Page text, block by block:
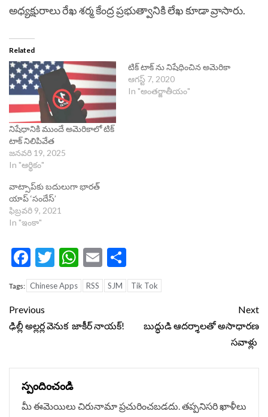
అధ్యక్షురాలు రేఖ శర్మ కేంద్ర ప్రభుత్వానికి లేఖ కూడా వ్రాసారు.
Related
నిషేధానికి ముందే అమెరికాలో టిక్
టాక్ నిలిపివేత
జనవరి 19, 2025
In "ఆర్థికం"
టిక్ టాక్ ను నిషేధించిన అమెరికా
ఆగస్ట్ 7, 2020
In "అంతర్జాతీయం"
వాట్సాప్‌కు బదులుగా భారత్
యాప్ ‘సందేస్’
ఫిబ్రవరి 9, 2021
In "ఇంకా"
Facebook
Twitter
WhatsApp
Email
Tags: Chinese Apps RSS SJM Tik Tok
Continue
Reading
Previous
ఢిల్లీ అల్లర్ల వెనుక జాకీర్ నాయ‌క్‌!
Next
బుద్ధుడి ఆదర్శాలతో అసాధారణ
సవాళ్లు
స్పందించండి
మీ ఈమెయిలు చిరునామా ప్రచురించబడదు. తప్పనిసరి ఖాళీలు